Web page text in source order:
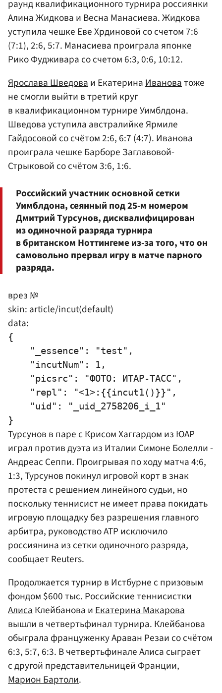
раунд квалификационного турнира россиянки
Алина Жидкова и Весна Манасиева. Жидкова
уступила чешке Еве Хрдиновой со счетом 7:6
(7:1), 2:6, 5:7. Манасиева проиграла японке
Рико Фудживара со счетом 6:3, 0:6, 10:12.
Ярослава Шведоваи ЕкатеринаИвановатоже
не смогли выйти в третий круг
в квалификационном турнире Уимблдона.
Шведова уступила австралийке Ярмиле
Гайдосовой со счётом 2:6, 6:7 (4:7). Иванова
проиграла чешке Барборе Заглавовой-
Стрыковой со счётом 3:6, 1:6.
Российский участник основной сетки
Уимблдона, сеянный под 25-м номером
Дмитрий Турсунов, дисквалифицирован
из одиночной разряда турнира
в британском Ноттингеме из-за того, что он
самовольно прервал игру в матче парного
разряда.
врез №
skin: article/incut(default)
data:
{
    "_essence": "test",
    "incutNum": 1,
    "picsrc": "ФОТО: ИТАР-ТАСС",
    "repl": "<1>:{{incut1()}}",
    "uid": "_uid_2758206_i_1"
Турсунов в паре с Крисом Хаггардом из ЮАР
играл против дуэта из Италии Симоне Болелли -
Андреас Сеппи. Проигрывая по ходу матча 4:6,
1:3, Турсунов покинул игровой корт в знак
протеста с решением линейного судьи, но
поскольку теннисист не имеет права покидать
игровую площадку без разрешения главного
арбитра, руководство АТР исключило
россиянина из сетки одиночного разряда,
сообщает Reuters.
Продолжается турнир в Истбурне с призовым
фондом $600 тыс. Российские теннисистки
АлисаКлейбанова иЕкатерина Макарова
вышли в четвертьфинал турнира. Клейбанова
обыграла француженку Араван Резаи со счётом
6:3, 5:7, 6:3. В четвертьфинале Алиса сыграет
с другой представительницей Франции,
Марион Бартоли.